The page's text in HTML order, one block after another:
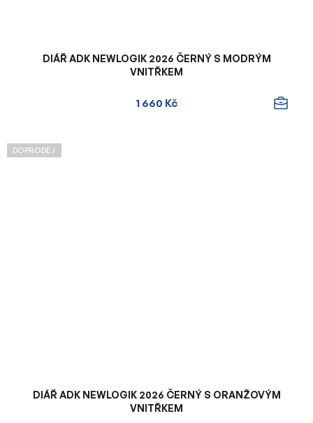
DIÁŘ ADK NEWLOGIK 2026 ČERNÝ S MODRÝM
VNITŘKEM
1 660 Kč
DOPRODEJ
DIÁŘ ADK NEWLOGIK 2026 ČERNÝ S ORANŽOVÝM
VNITŘKEM